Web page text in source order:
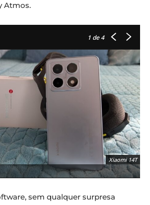
Atmos.
1 de 4
Xiaomi 14T
sem qualquer surpresa